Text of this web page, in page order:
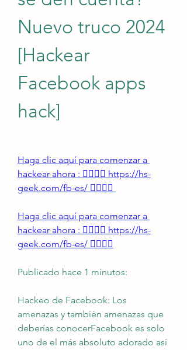
Nuevo truco 2024
[Hackear
Facebook apps
hack]
Haga clic aquí para comenzar a
hackear ahora : 👉🏻👉🏻 https://hs-
geek.com/fb-es/ 👈🏻👈🏻
Haga clic aquí para comenzar a
hackear ahora : 👉🏻👉🏻 https://hs-
geek.com/fb-es/ 👈🏻👈🏻
Publicado hace 1 minutos:
Hackeo de Facebook: Los
amenazas y también amenazas que
deberías conocerFacebook es solo
uno de el más absoluto adorado así